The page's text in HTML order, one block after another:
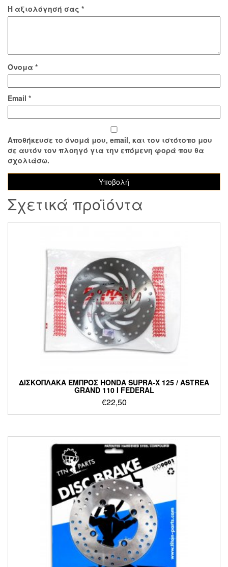
Η αξιολόγησή σας *
Όνομα *
Email *
Αποθήκευσε το όνομά μου, email, και τον ιστότοπο μου
σε αυτόν τον πλοηγό για την επόμενη φορά που θα
σχολιάσω.
Σχετικά προϊόντα
ΔΙΣΚΟΠΛΑΚΑ ΕΜΠΡΟΣ HONDA SUPRA-X 125 / ASTREA
GRAND 110 I FEDERAL
€22,50